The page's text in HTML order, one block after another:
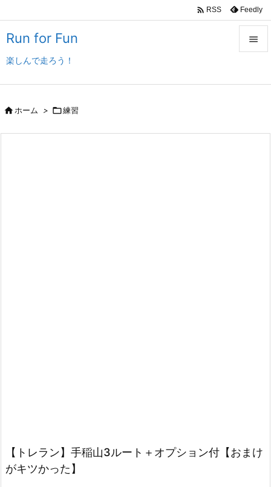
Run for Fun
楽しんで走ろう！

 RSS Feedly
ホーム > 練習
【トレラン】手稲山3ルート＋オプション付【おまけ
がキツかった】